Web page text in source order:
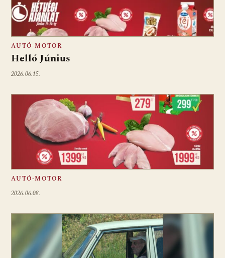
AUTÓ-MOTOR
Helló Június
2026.06.15.
AUTÓ-MOTOR
2026.06.08.